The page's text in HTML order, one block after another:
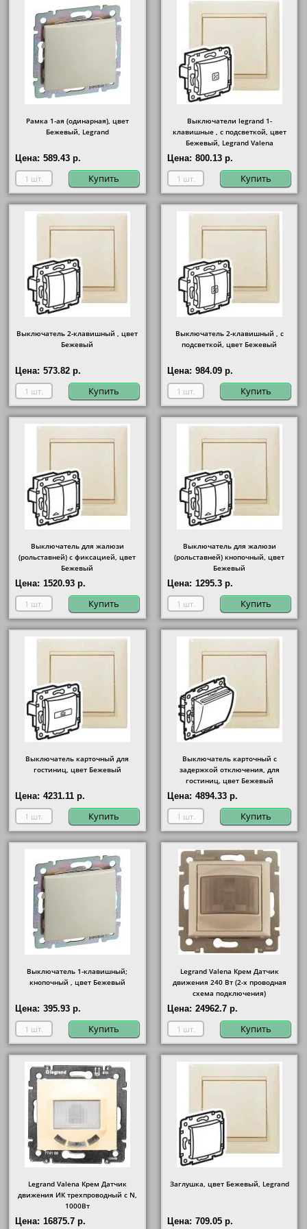
надежность и долговечность Заказывая
«Название товара» в нашем интернет-
магазине вы получаете приятные
Рамка 1-ая (одинарная), цвет
Бежевый, Legrand
Цена: 589.43 р.
Купить
Выключатели legrand 1-
клавишные , с подсветкой, цвет
Бежевый, Legrand Valena
Цена: 800.13 р.
Купить
Выключатель 2-клавишный , цвет
Бежевый
Цена: 573.82 р.
Купить
Выключатель 2-клавишный , с
подсветкой, цвет Бежевый
Цена: 984.09 р.
Купить
Выключатель для жалюзи
(рольставней) с фиксацией, цвет
Бежевый
Цена: 1520.93 р.
Купить
Выключатель для жалюзи
(рольставней) кнопочный, цвет
Бежевый
Цена: 1295.3 р.
Купить
Выключатель карточный для
гостиниц, цвет Бежевый
Цена: 4231.11 р.
Купить
Выключатель карточный с
задержкой отключения, для
гостиниц, цвет Бежевый
Цена: 4894.33 р.
Купить
Выключатель 1-клавишный;
кнопочный , цвет Бежевый
Цена: 395.93 р.
Купить
Legrand Valena Крем Датчик
движения 240 Вт (2-х проводная
схема подключения)
Цена: 24962.7 р.
Купить
Legrand Valena Крем Датчик
движения ИК трехпроводный с N,
1000Вт
Цена: 16875.7 р.
Заглушка, цвет Бежевый, Legrand
Цена: 709.05 р.